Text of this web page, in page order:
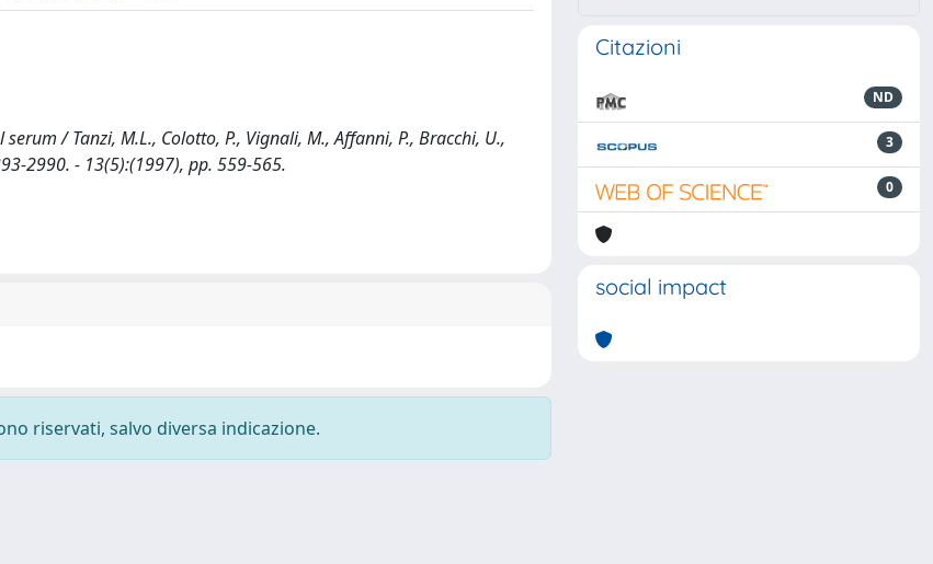
/ Tanzi, M.L., Colotto, P., Vignali, M., Affanni, P., Bracchi, U.,
2990. - 13(5):(1997), pp. 559-565.
riservati, salvo diversa indicazione.
Citazioni
ND
3
0
social impact